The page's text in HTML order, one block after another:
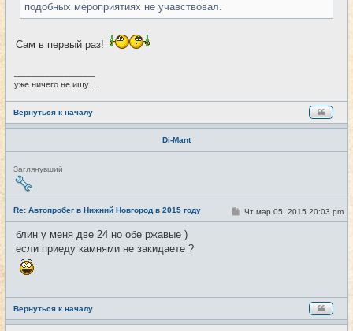
подобных мероприятиях не учавствовал.
Сам в первый раз!
уже ничего не ищу.....
Вернуться к началу
Di-Mant
Н
е
в
т
и
Заглянувший
Re: Автопробег в Нижний Новгород в 2015 году #95
С
о
Чт мар 05, 2015 20:03 pm
блин у меня две 24 но обе ржавые )
если приеду камнями не закидаете ?
Вернуться к началу